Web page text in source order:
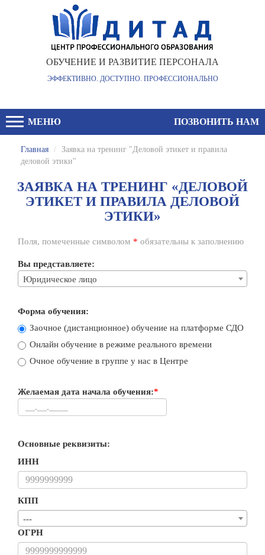
ОБУЧЕНИЕ И РАЗВИТИЕ ПЕРСОНАЛА
ЭФФЕКТИВНО. ДОСТУПНО. ПРОФЕССИОНАЛЬНО
МЕНЮ ПОЗВОНИТЬ НАМ
Главная / Заявка на тренинг "Деловой этикет и правила
деловой этики"
ЗАЯВКА НА ТРЕНИНГ «ДЕЛОВОЙ
ЭТИКЕТ И ПРАВИЛА ДЕЛОВОЙ
ЭТИКИ»
Поля, помеченные символом * обязательны к заполнению
Вы представляете:
Юридическое лицо
Форма обучения:
Заочное (дистанционное) обучение на платформе СДО
Онлайн обучение в режиме реального времени
Очное обучение в группе у нас в Центре
Желаемая дата начала обучения:*
Основные реквизиты:
ИНН
КПП
---
ОГРН